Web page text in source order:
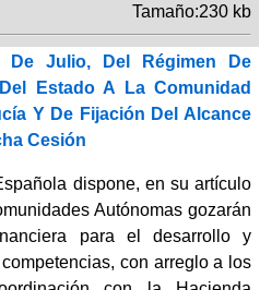
Tamaño:230 kb
De Julio, Del Régimen De
Estado A La Comunidad
Y De Fijación Del Alcance
Cesión
dispone, en su artículo
Autónomas gozarán
para el desarrollo y
con arreglo a los